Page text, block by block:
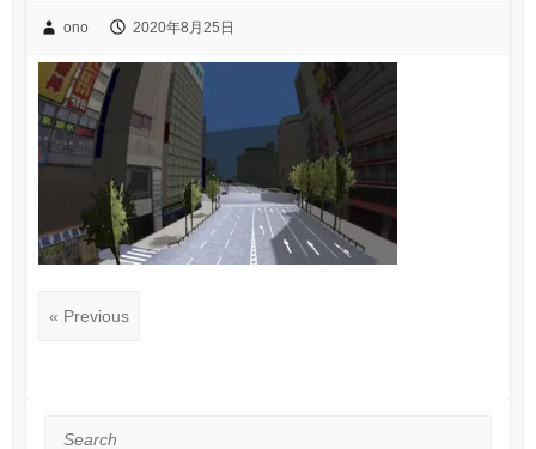
ono 2020年8月25日
« Previous
Search